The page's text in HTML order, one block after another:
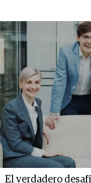
El verdadero